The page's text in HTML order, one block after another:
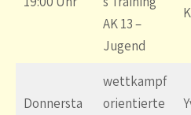
AK 13 –
Jugend
Donnersta
wettkampf
orientierte